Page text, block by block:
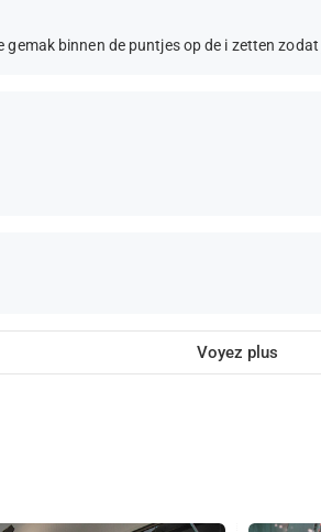
gemak binnen de puntjes op de i zetten
Voyez plus